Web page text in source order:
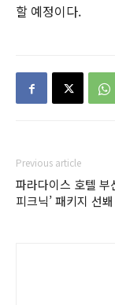
할 예정이다.
Previous article
파라다이스 호텔 부
피크닉’ 패키지 선봬